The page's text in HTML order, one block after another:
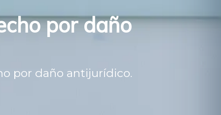
por daño
por daño antijurídico.